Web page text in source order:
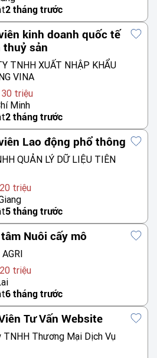
2 tháng trước
kinh doanh quốc tế
thuỷ sản
TNHH XUẤT NHẬP KHẨU
VINA
30 triệu
Minh
2 tháng trước
Lao động phổ thông
QUẢN LÝ DỮ LIỆU TIÊN
triệu
5 tháng trước
Nuôi cấy mô
triệu
6 tháng trước
Tư Vấn Website
TNHH Thương Mại Dịch Vụ